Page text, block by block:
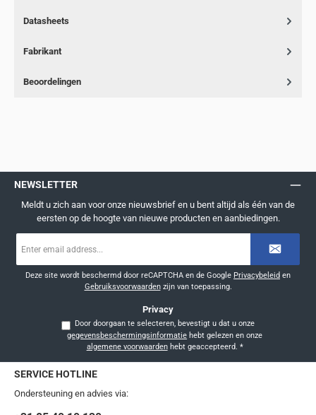
Datasheets
Fabrikant
Beoordelingen
NEWSLETTER
Meldt u zich aan voor onze nieuwsbrief en u bent altijd als één van de
eersten op de hoogte van nieuwe producten en aanbiedingen.
mailadres
Deze site wordt beschermd door reCAPTCHA en de Google Privacybeleid en
Gebruiksvoorwaardenzijn van toepassing.
Privacy
Door doorgaan te selecteren, bevestigt u dat u onze
gegevensbeschermingsinformatie
algemene voorwaardenhebt geaccepteerd. *
SERVICE HOTLINE
Ondersteuning en advies via: